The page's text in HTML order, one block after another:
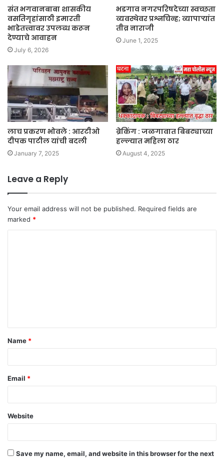
संत भगवानबाबा शासकीय
वसतिगृहांसाठी इमारती
भाडेतत्त्वावर उपलब्ध करून
देण्याचे आवाहन
July 6, 2026
भडगाव नगरपरिषदेच्या स्वच्छता
व्यवस्थेवर प्रश्नचिन्ह; व्यापाऱ्यांत
तीव्र नाराजी
June 1, 2025
लाच प्रकरण भोवले : आरटीओ
दीपक पाटील यांची बदली
January 7, 2025
ब्रेकिंग : जळगावात बिबट्याच्या
हल्ल्यात महिला ठार
August 4, 2025
Leave a Reply
Your email address will not be published. Required fields are
marked *
t
*
Name *
Email *
Website
Save my name, email, and website in this browser for the next